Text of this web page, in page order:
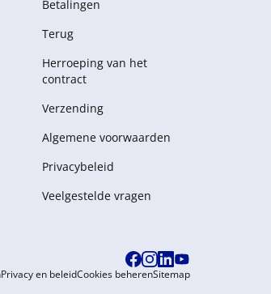
Betalingen
Terug
Herroeping van het
contract
Verzending
Algemene voorwaarden
Privacybeleid
Veelgestelde vragen
Privacy en beleidCookies beherenSitemap